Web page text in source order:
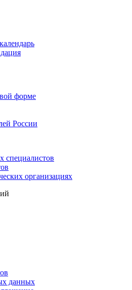
форме
России
специалистов
организациях
данных